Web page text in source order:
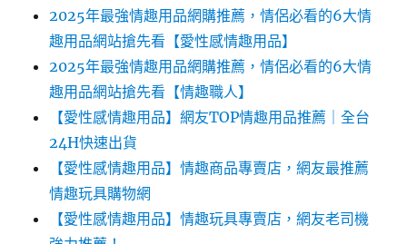
2025年最強情趣用品網購推薦，情侶必看的6大情
趣用品網站搶先看【愛性感情趣用品】
2025年最強情趣用品網購推薦，情侶必看的6大情
趣用品網站搶先看【情趣職人】
【愛性感情趣用品】網友TOP情趣用品推薦｜全台
24H快速出貨
【愛性感情趣用品】情趣商品專賣店，網友最推薦
情趣玩具購物網
【愛性感情趣用品】情趣玩具專賣店，網友老司機